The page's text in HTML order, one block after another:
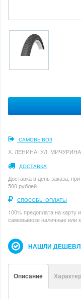
САМОВЫВОЗ
Х. ЛЕНИНА, УЛ. МИЧУРИНА
ДОСТАВКА
Доставка в день заказа,
500 рублей.
СПОСОБЫ ОПЛАТЫ
100% предоплата на карту
самовывозе наличные или
НАШЛИ
Описание